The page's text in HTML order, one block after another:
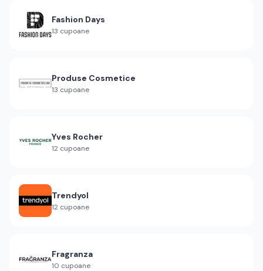
Fashion Days
13 cupoane
Produse Cosmetice
13 cupoane
Yves Rocher
12 cupoane
Trendyol
12 cupoane
Fragranza
10 cupoane